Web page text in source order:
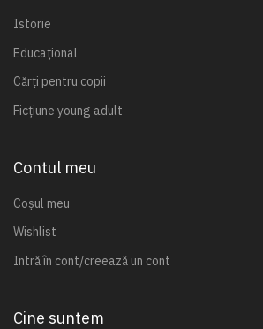
Istorie
Educațional
Cărți pentru copii
Ficțiune young adult
Contul meu
Coșul meu
Wishlist
Intră în cont/creează un cont
Cine suntem